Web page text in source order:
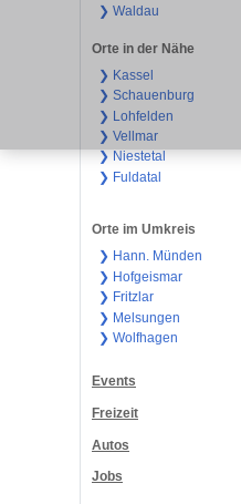
❯ Waldau
Orte in der Nähe
❯ Kassel
❯ Schauenburg
❯ Lohfelden
❯ Vellmar
❯ Niestetal
❯ Fuldatal
Orte im Umkreis
❯ Hann. Münden
❯ Hofgeismar
❯ Fritzlar
❯ Melsungen
❯ Wolfhagen
Events
Freizeit
Autos
Jobs